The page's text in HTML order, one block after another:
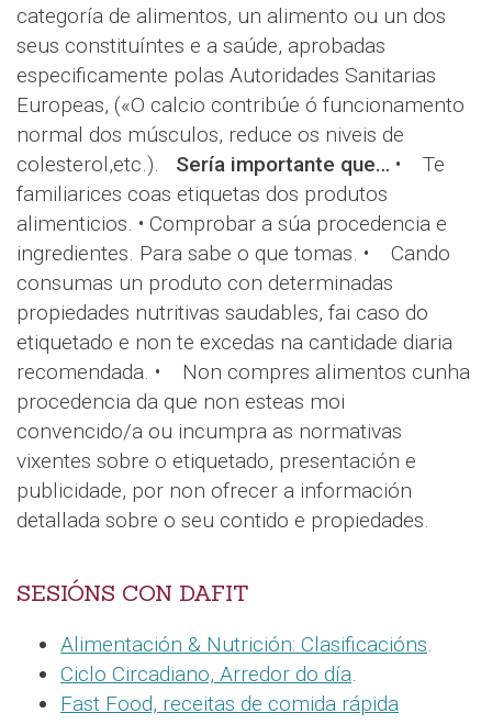
categoría de alimentos, un alimento ou un dos
seus constituíntes e a saúde, aprobadas
especificamente polas Autoridades Sanitarias
Europeas, («O calcio contribúe ó funcionamento
normal dos músculos, reduce os niveis de
colesterol,etc.). Sería importante que… • Te
familiarices coas etiquetas dos produtos
alimenticios. • Comprobar a súa procedencia e
ingredientes. Para sabe o que tomas. • Cando
consumas un produto con determinadas
propiedades nutritivas saudables, fai caso do
etiquetado e non te excedas na cantidade diaria
recomendada. • Non compres alimentos cunha
procedencia da que non esteas moi
convencido/a ou incumpra as normativas
vixentes sobre o etiquetado, presentación e
publicidade, por non ofrecer a información
detallada sobre o seu contido e propiedades.
SESIÓNS CON DAFIT
Alimentación & Nutrición: Clasificacións.
Ciclo Circadiano, Arredor do día.
Fast Food, receitas de comida rápida